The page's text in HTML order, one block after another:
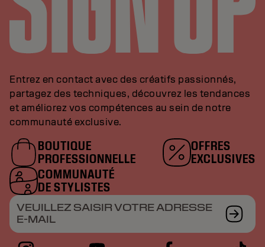
Entrez en contact avec des créatifs passionnés,
partagez des techniques, découvrez les tendances
et améliorez vos compétences au sein de notre
communauté exclusive.
BOUTIQUE
PROFESSIONNELLE
OFFRES
EXCLUSIVES
COMMUNAUTÉ
DE STYLISTES
VEUILLEZ SAISIR VOTRE ADRESSE
E-MAIL